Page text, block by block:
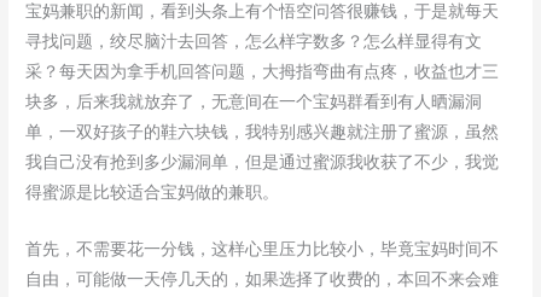
宝妈兼职的新闻，看到头条上有个悟空问答很赚钱，于是就每天
寻找问题，绞尽脑汁去回答，怎么样字数多？怎么样显得有文
采？每天因为拿手机回答问题，大拇指弯曲有点疼，收益也才三
块多，后来我就放弃了，无意间在一个宝妈群看到有人晒漏洞
单，一双好孩子的鞋六块钱，我特别感兴趣就注册了蜜源，虽然
我自己没有抢到多少漏洞单，但是通过蜜源我收获了不少，我觉
得蜜源是比较适合宝妈做的兼职。
首先，不需要花一分钱，这样心里压力比较小，毕竟宝妈时间不
自由，可能做一天停几天的，如果选择了收费的，本回不来会难